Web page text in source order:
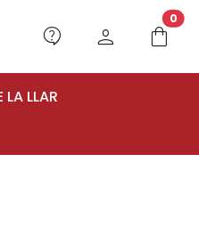
contact_support person shopping_bag
0
LA LLAR